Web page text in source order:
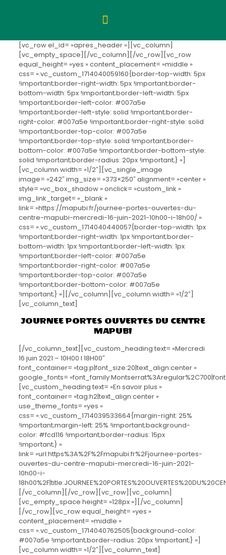
[vc_row el_id= »apres_header »][vc_column]
[vc_empty_space][/vc_column][/vc_row][vc_row
equal_height= »yes » content_placement= »middle »
css= ».vc_custom_1714040059160{border-top-width: 5px
!important;border-right-width: 5px !important;border-
bottom-width: 5px !important;border-left-width: 5px
!important;border-left-color: #007a5e
!important;border-left-style: solid !important;border-
right-color: #007a5e !important;border-right-style: solid
!important;border-top-color: #007a5e
!important;border-top-style: solid !important;border-
bottom-color: #007a5e !important;border-bottom-style:
solid !important;border-radius: 20px !important;} »]
[vc_column width= »1/2″][vc_single_image
image= »242″ img_size= »373×250″ alignment= »center »
style= »vc_box_shadow » onclick= »custom_link »
img_link_target= »_blank »
link= »https://mapubi.fr/journee-portes-ouvertes-du-
centre-mapubi-mercredi-16-juin-2021-10h00-i-18h00/ »
css= ».vc_custom_1714040440057{border-top-width: 1px
!important;border-right-width: 1px !important;border-
bottom-width: 1px !important;border-left-width: 1px
!important;border-left-color: #007a5e
!important;border-right-color: #007a5e
!important;border-top-color: #007a5e
!important;border-bottom-color: #007a5e
!important;} »][/vc_column][vc_column width= »1/2″]
[vc_column_text]
JOURNEE PORTES OUVERTES DU CENTRE
MAPUBI
[/vc_column_text][vc_custom_heading text= »Mercredi
16 juin 2021 – 10H00 I 18H00″
font_container= »tag:p|font_size:20|text_align:center »
google_fonts=
[vc_custom_heading text= »En savoir plus »
font_container= »tag:h2|text_align:center »
use_theme_fonts= »yes »
css= ».vc_custom_1714039533664{margin-right: 25%
!important;margin-left: 25% !important;background-
color: #fcd116 !important;border-radius: 15px
!important;} »
link= »url:https%3A%2F%2Fmapubi.fr%2Fjournee-portes-
ouvertes-du-centre-mapubi-mercredi-16-juin-2021-
10h00-i-
[/vc_column][/vc_row][vc_row][vc_column]
[vc_empty_space height= »128px »][/vc_column]
[/vc_row][vc_row equal_height= »yes »
content_placement= »middle »
css= ».vc_custom_1714040762505{background-color:
#007a5e !important;border-radius: 20px !important;} »]
[vc_column width= »1/2″][vc_column_text]